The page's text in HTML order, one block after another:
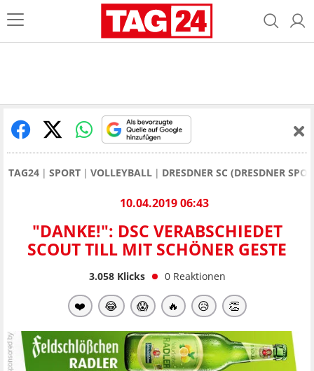
TAG24 SPORT VOLLEYBALL DRESDNER SC (DRESDNER
10.04.2019 06:43
"DANKE!": DSC VERABSCHIEDET
SCOUT TILL MIT SCHÖNER GESTE
3.058Klicks 0 Reaktionen
❤️ 😂 😱 🔥 😥 👏